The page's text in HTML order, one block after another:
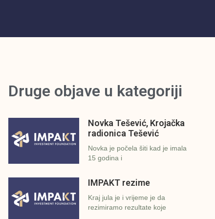
Druge objave u kategoriji
Novka Tešević, Krojačka
radionica Tešević
Novka je počela šiti kad je imala
15 godina i
IMPAKT rezime
Kraj jula je i vrijeme je da
rezimiramo rezultate koje